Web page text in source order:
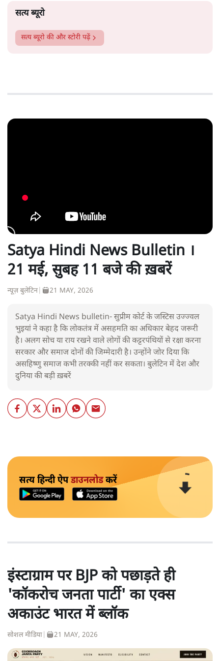
सत्य ब्यूरो
सत्य ब्यूरो की और स्टोरी पढ़ें
Satya Hindi News Bulletin ।
21 मई, सुबह 11 बजे की ख़बरें
न्यूज़ बुलेटिन 21 MAY, 2026
Satya Hindi News bulletin- सुप्रीम कोर्ट के जस्टिस उज्ज्वल
भुइयां ने कहा है कि लोकतंत्र में असहमति का अधिकार बेहद जरूरी
है। अलग सोच या राय रखने वाले लोगों की कट्टरपंथियों से रक्षा करना
सरकार और समाज दोनों की जिम्मेदारी है। उन्होंने जोर दिया कि
असहिष्णु समाज कभी तरक्की नहीं कर सकता। बुलेटिन में देश और
दुनिया की बड़ी ख़बरें
सत्य हिन्दी ऐपडाउनलोडकरें
इंस्टाग्राम पर BJP को पछाड़ते ही
'कॉकरोच जनता पार्टी' का एक्स
अकाउंट भारत में ब्लॉक
सोशल मीडिया 21 MAY, 2026